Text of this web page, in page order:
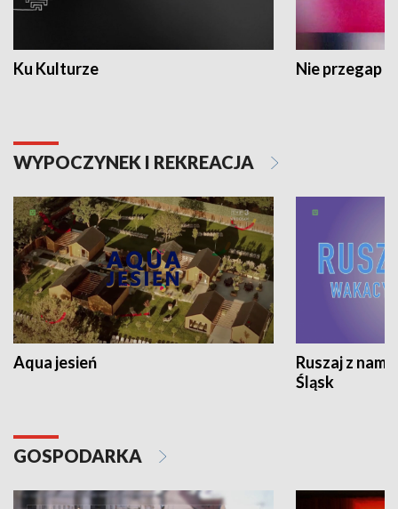
Ku Kulturze Nie przegap
WYPOCZYNEK I REKREACJA
Aqua jesień
Ruszaj z
Śląsk
GOSPODARKA